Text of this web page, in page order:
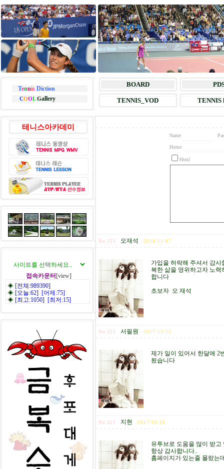
TennisDiction
COOLGallery
BOARD
TENNIS_VOD TENNIS
테니스아카데미
접속카운터 [view]
◈ [전체:989390]
◈ [오늘:62] [어제:75]
◈ [최고:1050] [최저:15]
Name
Home
Html
No 323 오재석 -2018/11/07
가입을 허락해 주셔서 감
복한 삶을 영위하고자 노
합니다
초보자 오 재석
No 322 서필원 -2017/12/15
제가 일이 있어서 한달에 2
됬습니다
No 321 지현 -2017/09/26
유투브로 도움을 많이 받고
항상 감사합니다..
홈페이지가 있는줄 몰랐는